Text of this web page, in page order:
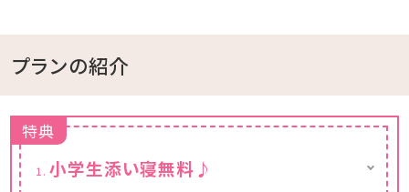
プランの紹介
特典
小学生添い寝無料♪